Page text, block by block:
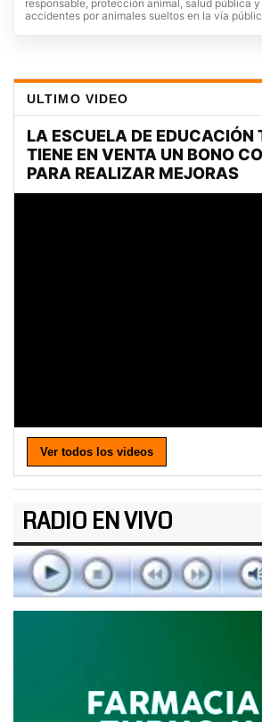
responsable, protección animal, salud pública
accidentes por animales sueltos en la vía
ULTIMO VIDEO
Ver todos los videos
RADIO EN VIVO